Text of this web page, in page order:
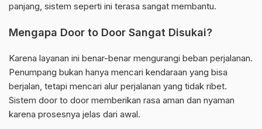
panjang, sistem seperti ini terasa sangat membantu.
Mengapa Door to Door Sangat Disukai?
Karena layanan ini benar-benar mengurangi beban perjalanan.
Penumpang bukan hanya mencari kendaraan yang bisa
berjalan, tetapi mencari alur perjalanan yang tidak ribet.
Sistem door to door memberikan rasa aman dan nyaman
karena prosesnya jelas dari awal.